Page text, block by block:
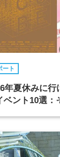
ート
年夏休みに行
ベント10選：